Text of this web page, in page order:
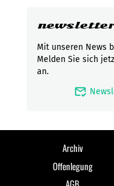
newsletter
Mit unseren News
Melden Sie sich
an.
mark_email_read
Archiv
Offenlegung